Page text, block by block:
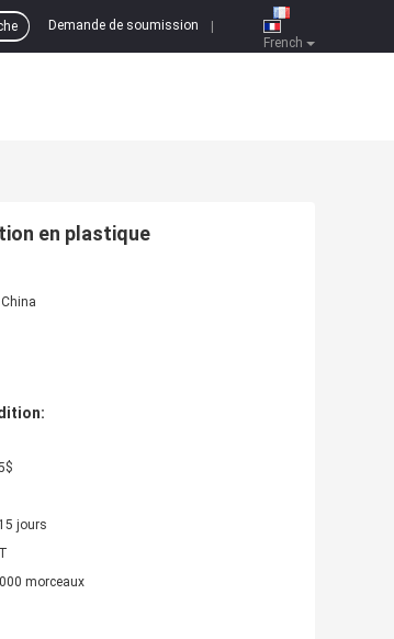
French
Demande de soumission
en plastique
jours
morceaux